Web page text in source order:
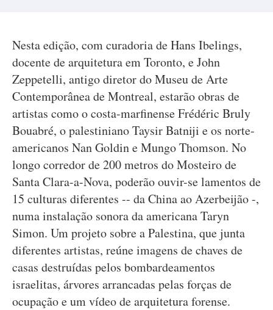
Nesta edição, com curadoria de Hans Ibelings,
docente de arquitetura em Toronto, e John
Zeppetelli, antigo diretor do Museu de Arte
Contemporânea de Montreal, estarão obras de
artistas como o costa-marfinense Frédéric Bruly
Bouabré, o palestiniano Taysir Batniji e os norte-
americanos Nan Goldin e Mungo Thomson. No
longo corredor de 200 metros do Mosteiro de
Santa Clara-a-Nova, poderão ouvir-se lamentos de
15 culturas diferentes -- da China ao Azerbeijão -,
numa instalação sonora da americana Taryn
Simon. Um projeto sobre a Palestina, que junta
diferentes artistas, reúne imagens de chaves de
casas destruídas pelos bombardeamentos
israelitas, árvores arrancadas pelas forças de
ocupação e um vídeo de arquitetura forense.